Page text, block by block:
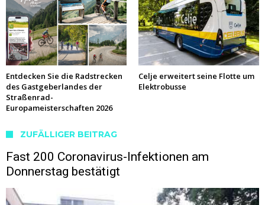
Entdecken Sie die Radstrecken
des Gastgeberlandes der
Straßenrad-
Europameisterschaften 2026
Celje erweitert seine Flotte um
Elektrobusse
ZUFÄLLIGER BEITRAG
Fast 200 Coronavirus-Infektionen am
Donnerstag bestätigt